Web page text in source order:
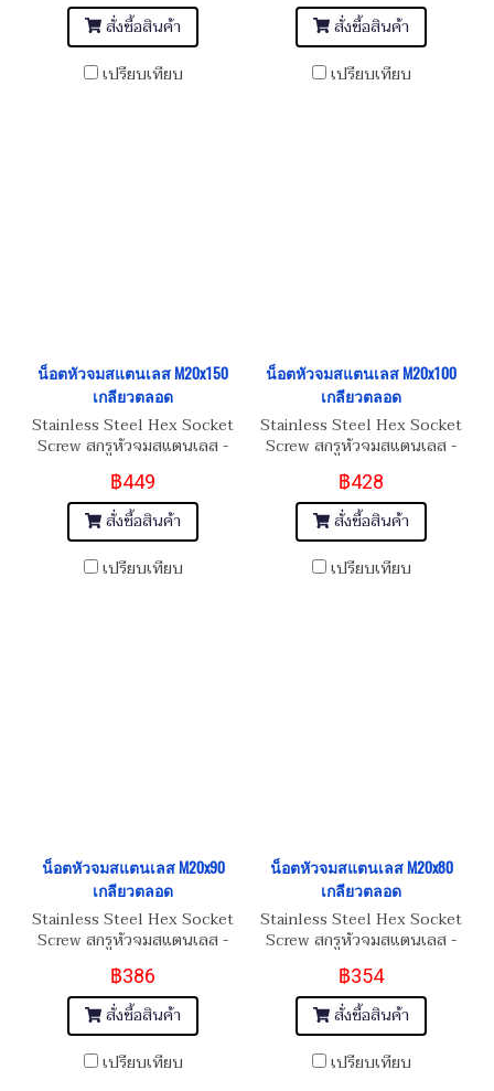
สั่งซื้อสินค้า
เปรียบเทียบ
สั่งซื้อสินค้า
เปรียบเทียบ
น็อตหัวจมสแตนเลส M20x150
เกลียวตลอด
Stainless Steel Hex Socket
Screw สกรูหัวจมสแตนเลส -
฿449
สั่งซื้อสินค้า
เปรียบเทียบ
น็อตหัวจมสแตนเลส M20x100
เกลียวตลอด
Stainless Steel Hex Socket
Screw สกรูหัวจมสแตนเลส -
฿428
สั่งซื้อสินค้า
เปรียบเทียบ
น็อตหัวจมสแตนเลส M20x90
เกลียวตลอด
Stainless Steel Hex Socket
Screw สกรูหัวจมสแตนเลส -
SUS304
฿386
สั่งซื้อสินค้า
เปรียบเทียบ
น็อตหัวจมสแตนเลส M20x80
เกลียวตลอด
Stainless Steel Hex Socket
Screw สกรูหัวจมสแตนเลส -
SUS304
฿354
สั่งซื้อสินค้า
เปรียบเทียบ